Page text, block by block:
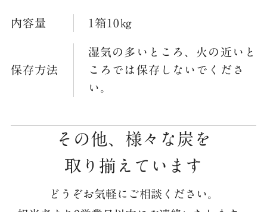
内容量 1箱10㎏
保存方法
湿気の多いところ、火の近いと
ころでは保存しないでくださ
い。
その他、様々な炭を
取り揃えています
どうぞお気軽にご相談ください。